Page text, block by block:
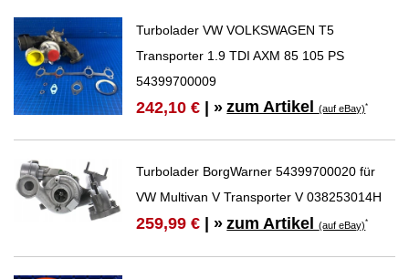
Turbolader VW VOLKSWAGEN T5
Transporter 1.9 TDI AXM 85 105 PS
54399700009
242,10 € | » zum Artikel(auf eBay)*
Turbolader BorgWarner 54399700020 für
VW Multivan V Transporter V 038253014H
259,99 € | » zum Artikel(auf eBay)*